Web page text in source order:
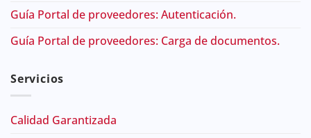
Guía Portal de proveedores: Autenticación.
Guía Portal de proveedores: Carga de documentos.
Servicios
Calidad Garantizada